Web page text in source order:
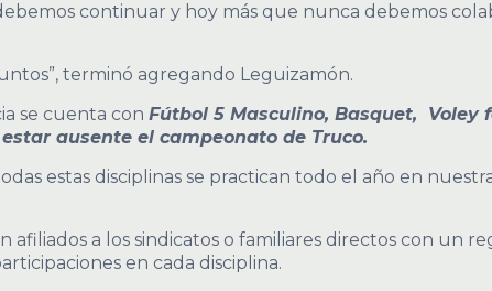
continuar y hoy más que nunca debemos
terminó agregando Leguizamón.
se cuenta conFútbol 5 Masculino, Basquet, Voley
ausente el campeonato de Truco.
estas disciplinas se practican todo el año en
afiliados a los sindicatos o familiares directos con un
en cada disciplina.